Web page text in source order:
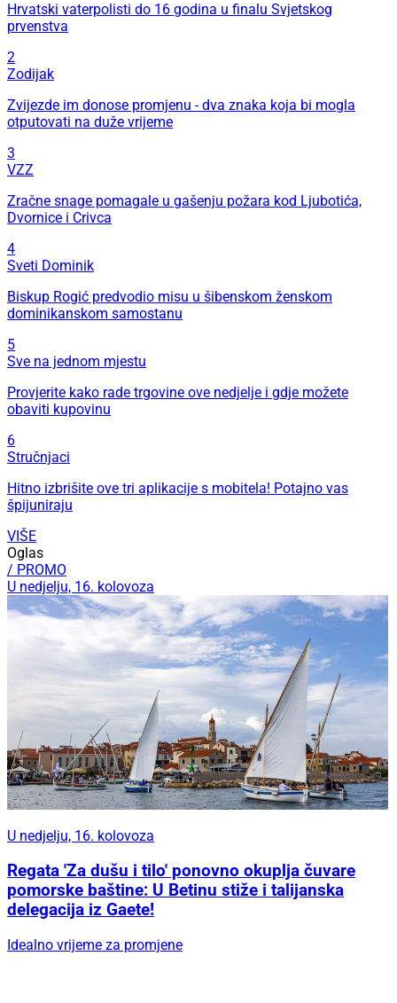
Hrvatski vaterpolisti do 16 godina u finalu Svjetskog
prvenstva
2
Zodijak
Zvijezde im donose promjenu - dva znaka koja bi mogla
otputovati na duže vrijeme
3
VZZ
Zračne snage pomagale u gašenju požara kod Ljubotića,
Dvornice i Crivca
4
Sveti Dominik
Biskup Rogić predvodio misu u šibenskom ženskom
dominikanskom samostanu
5
Sve na jednom mjestu
Provjerite kako rade trgovine ove nedjelje i gdje možete
obaviti kupovinu
6
Stručnjaci
Hitno izbrišite ove tri aplikacije s mobitela! Potajno vas
špijuniraju
VIŠE
Oglas
/ PROMO
U nedjelju, 16. kolovoza
U nedjelju, 16. kolovoza
Regata 'Za dušu i tilo' ponovno okuplja čuvare
pomorske baštine: U Betinu stiže i talijanska
delegacija iz Gaete!
Idealno vrijeme za promjene